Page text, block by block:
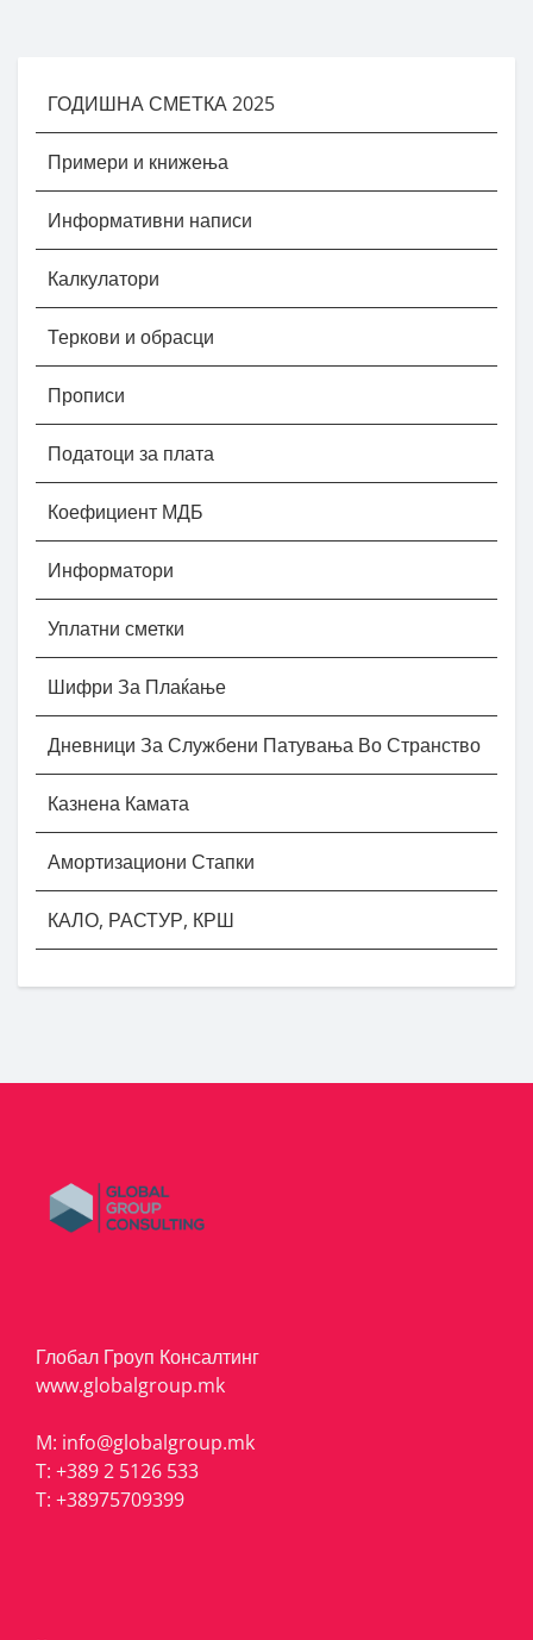
ГОДИШНА СМЕТКА 2025
Примери и книжења
Информативни написи
Калкулатори
Теркови и обрасци
Прописи
Податоци за плата
Коефициент МДБ
Информатори
Уплатни сметки
Шифри За Плаќање
Дневници За Службени Патувања Во Странство
Казнена Камата
Амортизациони Стапки
КАЛО, РАСТУР, КРШ
Глобал Гроуп Консалтинг
www.globalgroup.mk
M: info@globalgroup.mk
T: +389 2 5126 533
T: +38975709399